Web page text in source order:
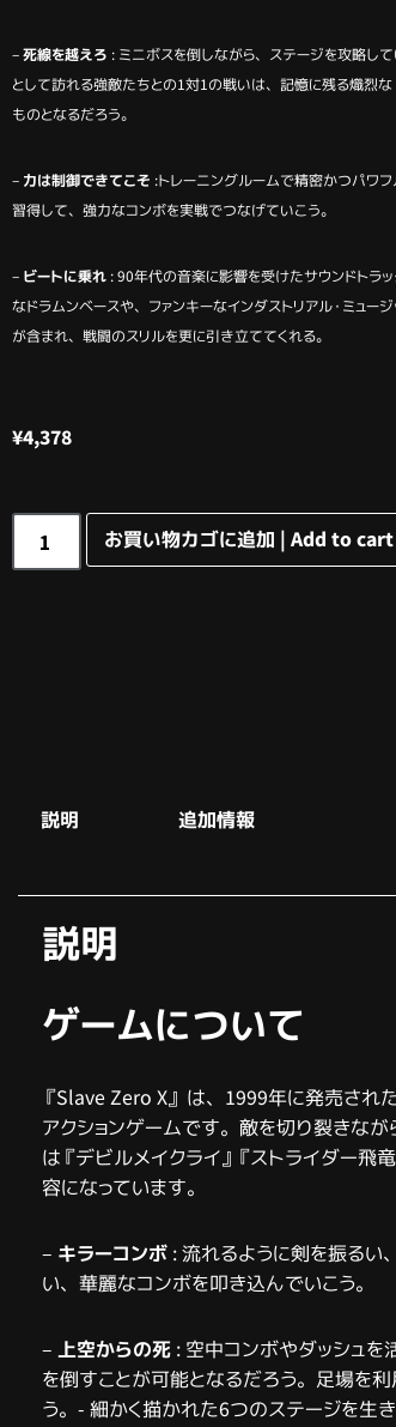
–死線を越えろ : ミニボスを倒しながら、ステージを攻略し
として訪れる強敵たちとの1対1の戦いは、記憶に残る熾烈な
ものとなるだろう。
– 力は制御できてこそ :トレーニングルームで精密かつパワ
習得して、強力なコンボを実戦でつなげていこう。
– ビートに乗れ : 90年代の音楽に影響を受けたサウンドトラ
なドラムンベースや、ファンキーなインダストリアル・ミュー
が含まれ、戦闘のスリルを更に引き立ててくれる。
¥4,378
お買い物カゴに追加 | Add to cart
説明 追加情報
説明
ゲームについて
『Slave Zero X』 は、1999年に発売され
アクションゲームです。敵を切り裂きな
は『デビルメイクライ』『ストライダー飛
容になっています。
– キラーコンボ : 流れるように剣を振る
い、華麗なコンボを叩き込んでいこう。
– 上空からの死 : 空中コンボやダッシュ
を倒すことが可能となるだろう。足場を
う。- 細かく描かれた6つのステージを生き